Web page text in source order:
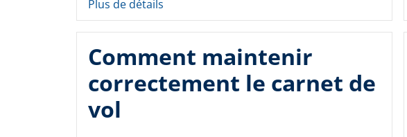
Plus de détails
Comment maintenir
correctement le carnet de
vol